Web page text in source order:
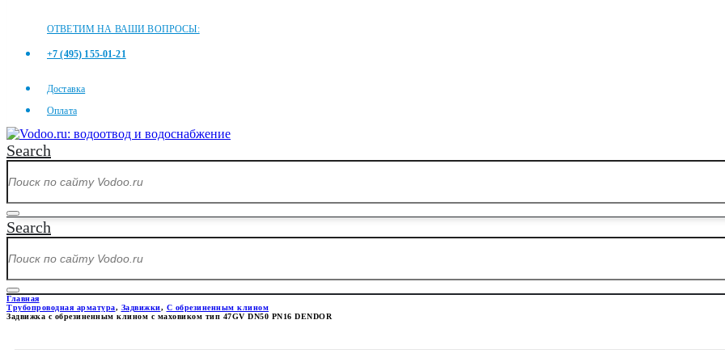
ОТВЕТИМ НА ВАШИ ВОПРОСЫ:
+7 (495) 155-01-21
Доставка
Оплата
Search
Search
Главная
Трубопроводная арматура, Задвижки, С обрезиненным клином
Задвижка с обрезиненным клином с маховиком тип 47GV DN50 PN16 DENDOR